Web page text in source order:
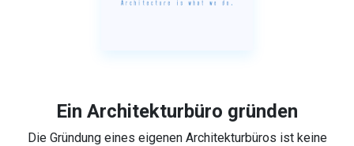
Ein Architekturbüro gründen
Die Gründung eines eigenen Architekturbüros ist keine